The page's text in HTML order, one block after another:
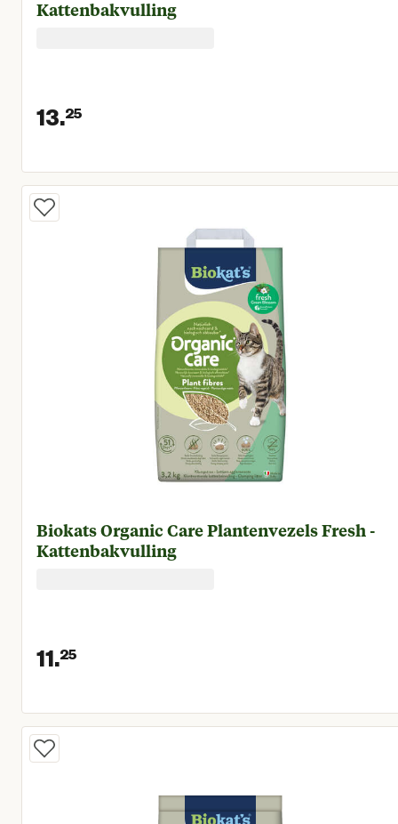
Kattenbakvulling
13.25
Huidige prijs € 13,25
Biokats Organic Care Plantenvezels Fresh -
Kattenbakvulling
11.25
Huidige prijs € 11,25